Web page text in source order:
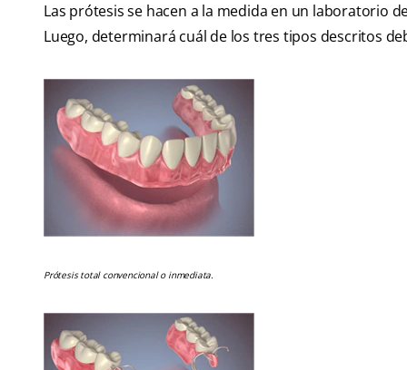
Las prótesis se hacen a la medida en un laboratorio
Luego, determinará cuál de los tres tipos descritos
Prótesis total convencional o inmediata.